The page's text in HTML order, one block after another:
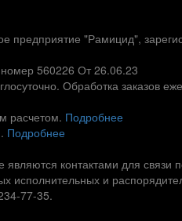
предприятие "Рамицид",
номер 560226 От 26.06.23
Обработка заказов
расчетом. Подробнее
Подробнее
являются контактами для
исполнительных и
77-35.